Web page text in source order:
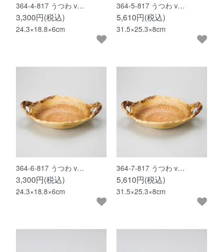
364-4-817 うつわ v…
3,300円(税込)
24.3×18.8×6cm
364-5-817 うつわ v…
5,610円(税込)
31.5×25.3×8cm
364-6-817 うつわ v…
3,300円(税込)
24.3×18.8×6cm
364-7-817 うつわ v…
5,610円(税込)
31.5×25.3×8cm